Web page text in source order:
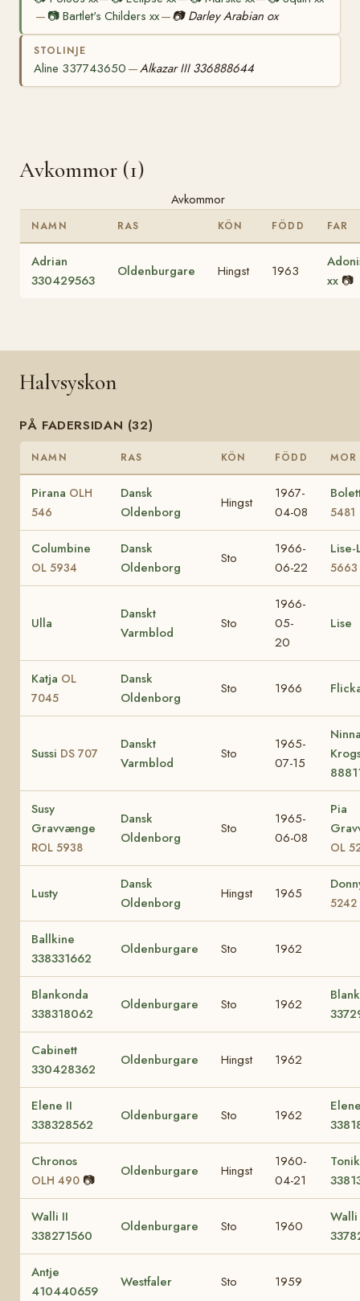
— 📷Bartlet's Childers xx—📷 Darley Arabian ox
STOLINJE
Aline 337743650 —Alkazar III 336888644
Avkommor (1)
Avkommor
NAMN RAS KÖN FÖDD FAR
Adrian
330429563
Oldenburgare Hingst 1963
xx 📷
Halvsyskon
PÅ FADERSIDAN (32)
NAMN RAS KÖN FÖDD MOR
Pirana OLH
546
Dansk
Oldenborg
Hingst
1967-
04-08
5481
Columbine
OL 5934
Dansk
Oldenborg
Sto
1966-
06-22
5663
Ulla
Danskt
Varmblod
Sto
1966-
05-
20
Lise
Katja OL
7045
Dansk
Oldenborg
Sto 1966
Sussi DS 707
Danskt
Varmblod
Sto
1965-
07-15
Susy
Gravvænge
ROL 5938
Dansk
Oldenborg
Sto
1965-
06-08
Pia
OL
Lusty
Dansk
Oldenborg
Hingst 1965
5242
Ballkine
338331662
Oldenburgare Sto 1962
Blankonda
338318062
Oldenburgare Sto 1962
Cabinett
330428362
Oldenburgare Hingst 1962
Elene II
338328562
Oldenburgare Sto 1962
Chronos
OLH 490 📷
Oldenburgare Hingst
1960-
04-21
Walli II
338271560
Oldenburgare Sto 1960
Walli
Antje
410440659
Westfaler Sto 1959